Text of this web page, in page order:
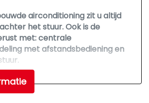
airconditioning zit u altijd
het stuur. Ook is de
met: centrale
met afstandsbediening en
Laat het ons dan zo snel
dan kunnen we deze Hyundai